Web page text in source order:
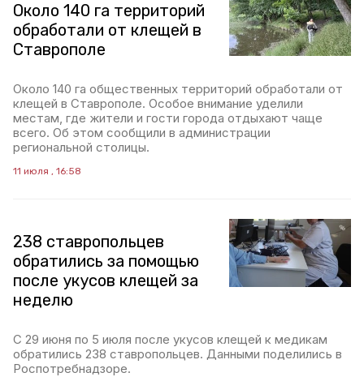
Около 140 га территорий
обработали от клещей в
Ставрополе
Около 140 га общественных территорий обработали от
клещей в Ставрополе. Особое внимание уделили
местам, где жители и гости города отдыхают чаще
всего. Об этом сообщили в администрации
региональной столицы.
11 июля , 16:58
238 ставропольцев
обратились за помощью
после укусов клещей за
неделю
С 29 июня по 5 июля после укусов клещей к медикам
обратились 238 ставропольцев. Данными поделились в
Роспотребнадзоре.